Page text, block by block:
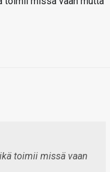
toimii missä vaan